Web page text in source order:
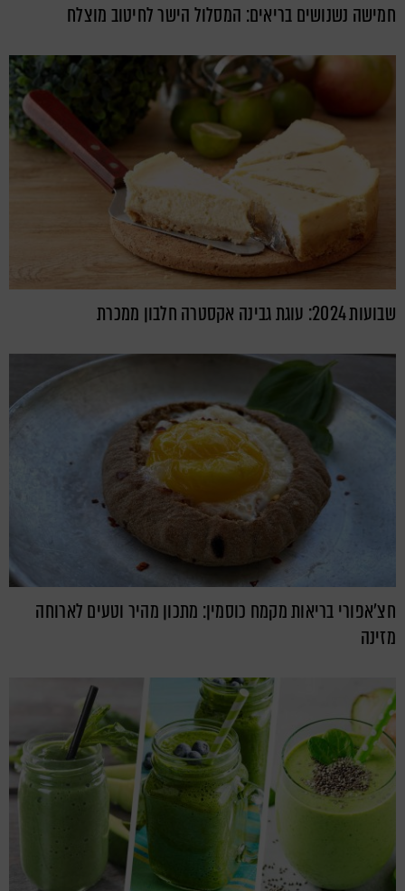
חמישה נשנושים בריאים: המסלול הישר לחיטוב מוצלח
שבועות 2024: עוגת גבינה אקסטרה חלבון ממכרת
חצ'אפורי בריאות מקמח כוסמין: מתכון מהיר וטעים לארוחה
מזינה